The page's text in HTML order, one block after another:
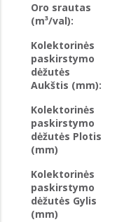
Oro srautas
(m³/val):
Kolektorinės
paskirstymo
dėžutės
Aukštis (mm):
Kolektorinės
paskirstymo
dėžutės Plotis
(mm)
Kolektorinės
paskirstymo
dėžutės Gylis
(mm)